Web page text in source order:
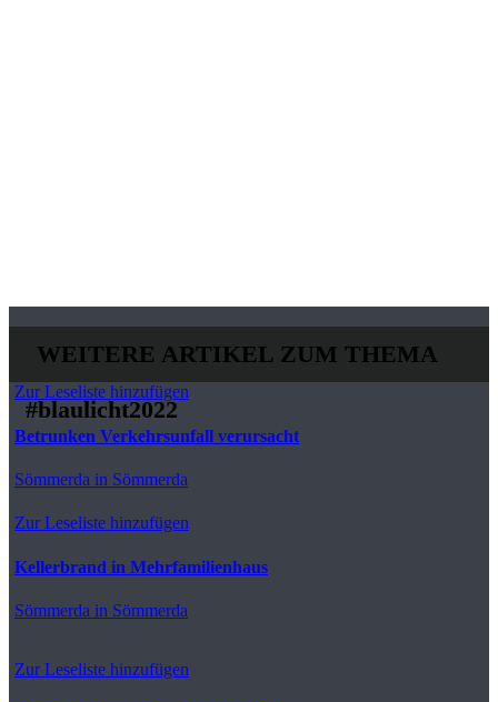
WEITERE ARTIKEL ZUM THEMA
#blaulicht2022
Zur Leseliste hinzufügen
Betrunken Verkehrsunfall verursacht
Sömmerda in Sömmerda
Zur Leseliste hinzufügen
Kellerbrand in Mehrfamilienhaus
Sömmerda in Sömmerda
Zur Leseliste hinzufügen